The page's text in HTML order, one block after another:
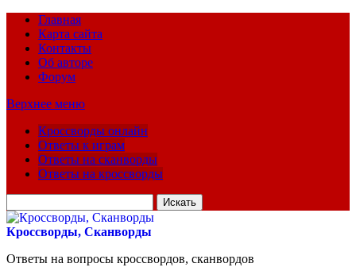
Главная
Карта сайта
Контакты
Об авторе
Форум
Верхнее меню
Кроссворды онлайн
Ответы к играм
Ответы на сканворды
Ответы на кроссворды
для:
Кроссворды, Сканворды
Ответы на вопросы кроссвордов, сканвордов